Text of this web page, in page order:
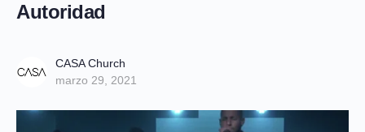
Autoridad
CASA Church
marzo 29, 2021